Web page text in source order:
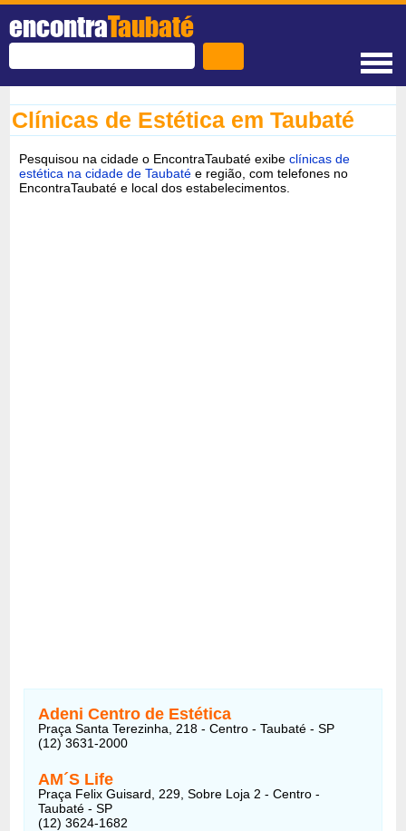
encontraTaubaté
Clínicas de Estética em Taubaté
Pesquisou na cidade o EncontraTaubaté exibeclínicas de
estética na cidade de Taubaté e região, com telefones no
EncontraTaubaté e local dos estabelecimentos.
Adeni Centro de Estética
Praça Santa Terezinha, 218 - Centro - Taubaté - SP
(12) 3631-2000
AM´S Life
Praça Felix Guisard, 229, Sobre Loja 2 - Centro -
Taubaté - SP
(12) 3624-1682